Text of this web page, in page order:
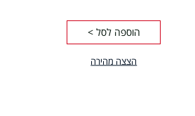
הצצה מהירה
הוספה לסל >